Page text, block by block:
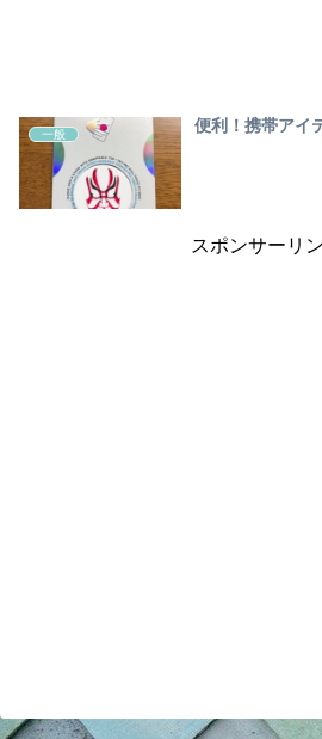
一般 便利！携帯アイ
スポンサーリ